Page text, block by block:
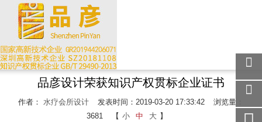
品彦设计荣获知识产权贯标企业证书
作者： 水疗会所设计 发表时间：2019-03-20 17:33:42
浏览量：
3681
【 小 中 大 】
关注
微信
在线